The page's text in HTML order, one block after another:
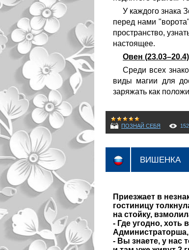
У каждого знака
перед нами
пространство,
настоящее.
Овен (23.03–20.4)
Среди всех
виды магии для
заряжать как
ПОЗНАЙ СЕБЯ
ВИШЕНКА
Приезжает в
гостиницу
на стойку,
- Где угодно, хоть
- Вы знаете, у нас